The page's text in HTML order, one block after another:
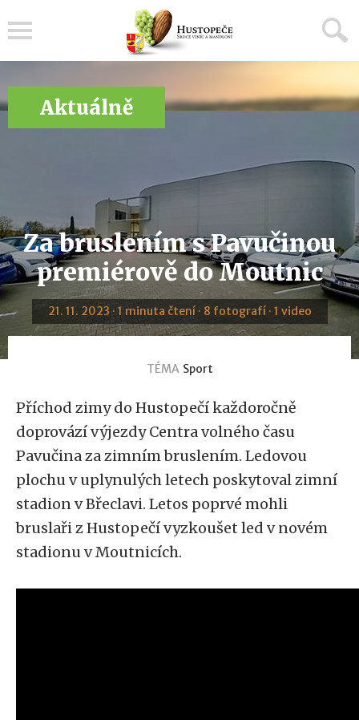
Aktuálně
Za bruslením s Pavučinou
premiérově do Moutnic
21. 11. 2023 · 1 minuta čtení · 8 fotografí · 1 video
TÉMA Sport
Příchod zimy do Hustopečí každoročně
doprovází výjezdy Centra volného času
Pavučina za zimním bruslením. Ledovou
plochu v uplynulých letech poskytoval zimní
stadion v Břeclavi. Letos poprvé mohli
bruslaři z Hustopečí vyzkoušet led v novém
stadionu v Moutnicích.